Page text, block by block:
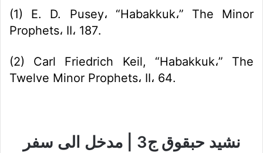
(1) E. D. Pusey، “Habakkuk،” The Minor
Prophets، II، 187.
(2) Carl Friedrich Keil, “Habakkuk،” The
Twelve Minor Prophets، II، 64.
نشيد حبقوق ج3 | مدخل الى سفر